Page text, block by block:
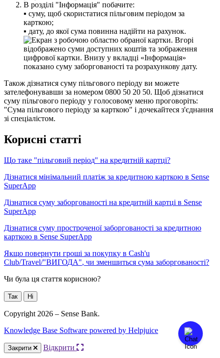
В розділі "Інформація" побачите:
▪ суму, щоб скористатися пільговим періодом за
карткою;
▪ дату, до якої сума повинна надійти на рахунок.
Також дізнатися суму пільгового періоду ви можете
зателефонувавши за номером 0800 50 20 50. Щоб дізнатися
суму пільгового періоду у голосовому меню проговоріть:
"Сума пільгового періоду за карткою" і дочекайтеся з'єднання
зі спеціалістом.
Корисні статті
Що таке "пільговий період" на кредитній картці?
Дізнатися мінімальний платіж за кредитною карткою в Sense
SuperApp
Дізнатися суму заборгованості на кредитній картці в Sense
SuperApp
Дізнатися суму простроченої заборгованості за кредитною
карткою в Sense SuperApp
Якщо повернути гроші за покупку в Cash'u
Club/Travel/"ВИГОДА", чи зменшиться сума заборгованості?
Чи була ця стаття корисною?
Так Ні
Copyright 2026 – Sense Bank.
Knowledge Base Software powered by Helpjuice
Закрити Відкрити